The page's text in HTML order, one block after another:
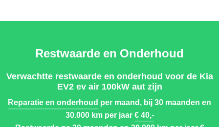
Restwaarde en Onderhoud
Verwachtte restwaarde en onderhoud voor de Kia
EV2 ev air 100kW aut zijn
Reparatie en onderhoud per maand, bij 30 maanden en
30.000 km per jaar€ 40,-